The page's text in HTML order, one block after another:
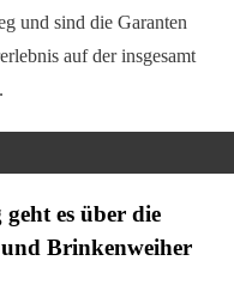
und sind die Garanten
auf der insgesamt
es über die
Brinkenweiher